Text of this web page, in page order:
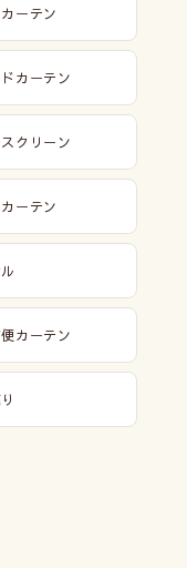
アによって、
す。
んのでご了承
商品のみ翌日
ーテン
カーテン
クリーン
ーテン
カーテン